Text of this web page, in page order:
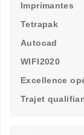
Imprimantes
Tetrapak
Autocad
WIFI2020
Excellence
Trajet